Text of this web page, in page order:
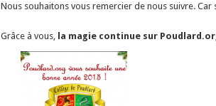
Nous souhaitons vous remercier de nous suivre.
Grâce à vous, la magie continue sur